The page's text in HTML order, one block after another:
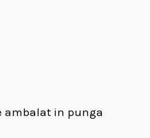
ambalat in punga